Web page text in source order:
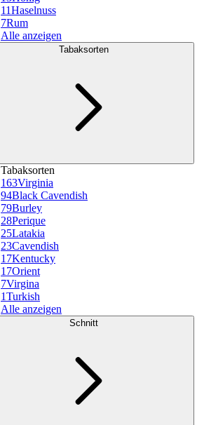
11Haselnuss
7Rum
Alle anzeigen
Tabaksorten
Tabaksorten
163Virginia
94Black Cavendish
79Burley
28Perique
25Latakia
23Cavendish
17Kentucky
17Orient
7Virgina
1Turkish
Alle anzeigen
Schnitt